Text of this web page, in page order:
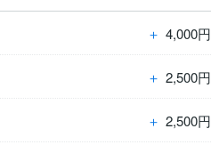
＋ 4,000円
＋ 2,500円
＋ 2,500円